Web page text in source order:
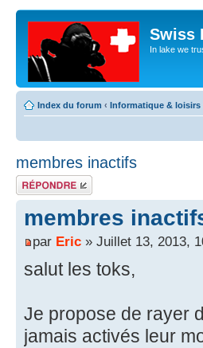
Swiss
In lake we
Index du forum ‹ Informatique & loisirs
membres inactifs
Répondre
membres
par Eric » Juillet 13, 2013,
salut les toks,
Je propose de rayer
jamais activés leur